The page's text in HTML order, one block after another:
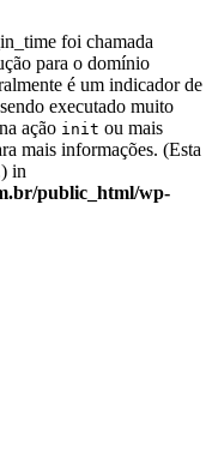
foi chamada
para o domínio
é um indicador de
executado muito
ação init ou mais
mais informações. (Esta
in
public_html/wp-